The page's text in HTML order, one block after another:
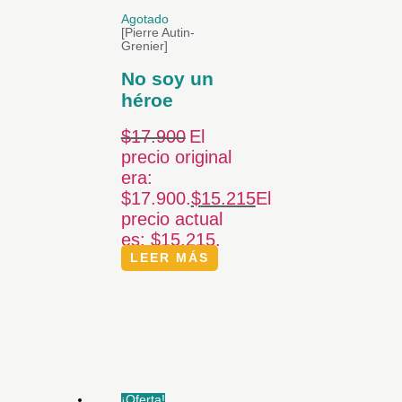
Agotado
[Pierre Autin-
Grenier]
No soy un
héroe
$17.900 El
precio original
era:
$17.900.$15.215El
precio actual
es: $15.215.
LEER MÁS